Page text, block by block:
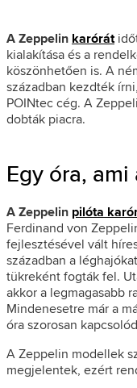
A Zeppelin karórát
kialakítása és a
köszönhetően is. A
században kezdték
POINtec cég. A
dobták piacra.
Egy óra,
A Zeppelin pilóta
Ferdinand von
fejlesztésével vált
században a
tükreként fogták fel.
akkor a legmagasabb
Mindenesetre már a
óra szorosan
A Zeppelin modellek
megjelentek, ezért